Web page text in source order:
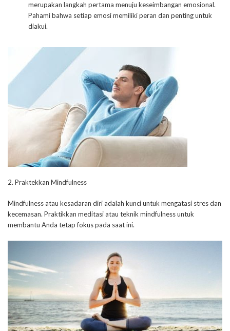
merupakan langkah pertama menuju keseimbangan emosional.
Pahami bahwa setiap emosi memiliki peran dan penting untuk
diakui.
2. Praktekkan Mindfulness
Mindfulness atau kesadaran diri adalah kunci untuk mengatasi stres dan
kecemasan. Praktikkan meditasi atau teknik mindfulness untuk
membantu Anda tetap fokus pada saat ini.